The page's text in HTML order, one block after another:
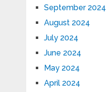
September 2024
August 2024
July 2024
June 2024
May 2024
April 2024